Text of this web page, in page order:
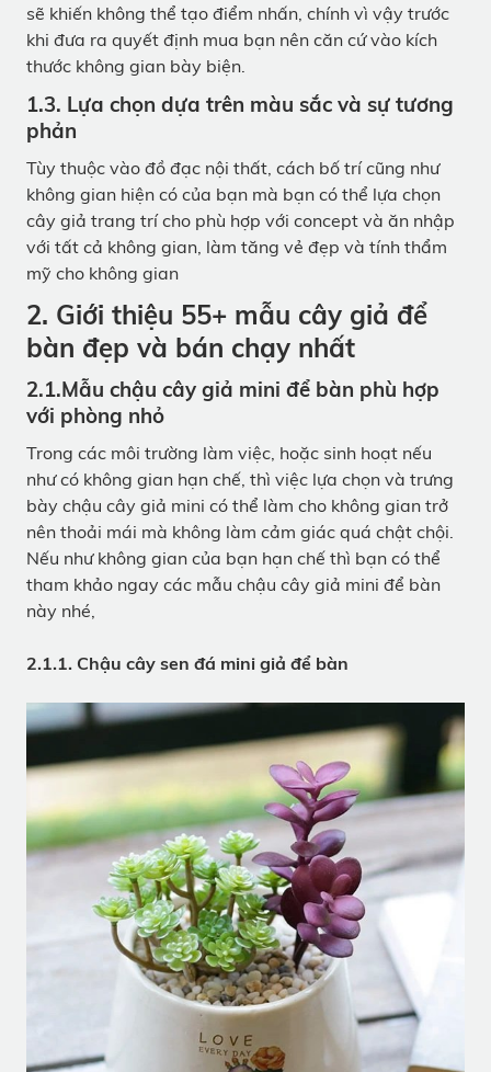
sẽ khiến không thể tạo điểm nhấn, chính vì vậy trước
khi đưa ra quyết định mua bạn nên căn cứ vào kích
thước không gian bày biện.
1.3. Lựa chọn dựa trên màu sắc và sự tương
phản
Tùy thuộc vào đồ đạc nội thất, cách bố trí cũng như
không gian hiện có của bạn mà bạn có thể lựa chọn
cây giả trang trí cho phù hợp với concept và ăn nhập
với tất cả không gian, làm tăng vẻ đẹp và tính thẩm
mỹ cho không gian
2. Giới thiệu 55+ mẫu cây giả để
bàn đẹp và bán chạy nhất
2.1.Mẫu chậu cây giả mini để bàn phù hợp
với phòng nhỏ
Trong các môi trường làm việc, hoặc sinh hoạt nếu
như có không gian hạn chế, thì việc lựa chọn và trưng
bày chậu cây giả mini có thể làm cho không gian trở
nên thoải mái mà không làm cảm giác quá chật chội.
Nếu như không gian của bạn hạn chế thì bạn có thể
tham khảo ngay các mẫu chậu cây giả mini để bàn
này nhé,
2.1.1. Chậu cây sen đá mini giả để bàn